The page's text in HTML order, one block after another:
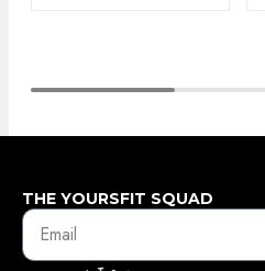
THE YOURSFIT SQUAD